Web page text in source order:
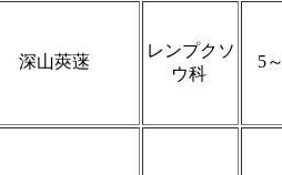
深山莢蒾
レンプクソ
ウ科
5